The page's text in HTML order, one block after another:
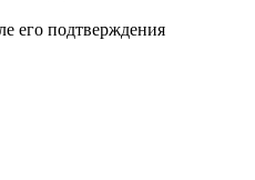
его подтверждения